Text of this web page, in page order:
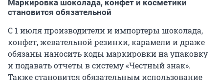
Маркировка шоколада, конфет и косметики
становится обязательной
С 1 июля производители и импортеры шоколада,
конфет, жевательной резинки, карамели и драже
обязаны наносить коды маркировки на упаковку
и подавать отчеты в систему «Честный знак».
Также становится обязательным использование